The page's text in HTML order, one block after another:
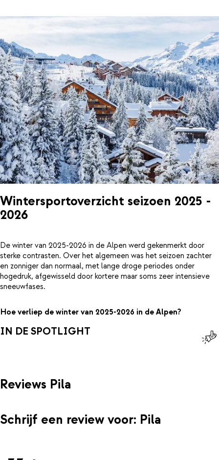
Wintersportoverzicht seizoen 2025 -
2026
De winter van 2025-2026 in de Alpen werd gekenmerkt door
sterke contrasten. Over het algemeen was het seizoen zachter
en zonniger dan normaal, met lange droge periodes onder
hogedruk, afgewisseld door kortere maar soms zeer intensieve
sneeuwfases.
Hoe verliep de winter van 2025-2026 in de Alpen?
IN DE SPOTLIGHT
Reviews Pila
Schrijf een review voor: Pila